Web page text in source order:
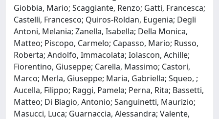
Giobbia, Mario; Scaggiante, Renzo; Gatti, Francesca;
Castelli, Francesco; Quiros-Roldan, Eugenia; Degli
Antoni, Melania; Zanella, Isabella; Della Monica,
Matteo; Piscopo, Carmelo; Capasso, Mario; Russo,
Roberta; Andolfo, Immacolata; Iolascon, Achille;
Fiorentino, Giuseppe; Carella, Massimo; Castori,
Marco; Merla, Giuseppe; Maria, Gabriella; Squeo, ;
Aucella, Filippo; Raggi, Pamela; Perna, Rita; Bassetti,
Matteo; Di Biagio, Antonio; Sanguinetti, Maurizio;
Masucci, Luca; Guarnaccia, Alessandra; Valente,